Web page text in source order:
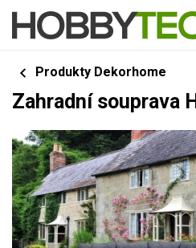
Produkty Dekorhome
Zahradní souprava